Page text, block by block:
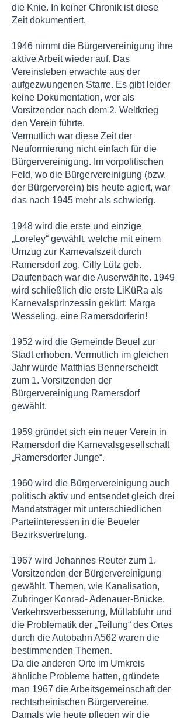
die Knie. In keiner Chronik ist diese
Zeit dokumentiert.
1946 nimmt die Bürgervereinigung ihre
aktive Arbeit wieder auf. Das
Vereinsleben erwachte aus der
aufgezwungenen Starre. Es gibt leider
keine Dokumentation, wer als
Vorsitzender nach dem 2. Weltkrieg
den Verein führte.
Vermutlich war diese Zeit der
Neuformierung nicht einfach für die
Bürgervereinigung. Im vorpolitischen
Feld, wo die Bürgervereinigung (bzw.
der Bürgerverein) bis heute agiert, war
das nach 1945 mehr als schwierig.
1948 wird die erste und einzige
„Loreley“ gewählt, welche mit einem
Umzug zur Karnevalszeit durch
Ramersdorf zog. Cilly Lütz geb.
Daufenbach war die Auserwählte. 1949
wird schließlich die erste LiKüRa als
Karnevalsprinzessin gekürt: Marga
Wesseling, eine Ramersdorferin!
1952 wird die Gemeinde Beuel zur
Stadt erhoben. Vermutlich im gleichen
Jahr wurde Matthias Bennerscheidt
zum 1. Vorsitzenden der
Bürgervereinigung Ramersdorf
gewählt.
1959 gründet sich ein neuer Verein in
Ramersdorf die Karnevalsgesellschaft
„Ramersdorfer Junge“.
1960 wird die Bürgervereinigung auch
politisch aktiv und entsendet gleich drei
Mandatsträger mit unterschiedlichen
Parteiinteressen in die Beueler
Bezirksvertretung.
1967 wird Johannes Reuter zum 1.
Vorsitzenden der Bürgervereinigung
gewählt. Themen, wie Kanalisation,
Zubringer Konrad- Adenauer-Brücke,
Verkehrsverbesserung, Müllabfuhr und
die Problematik der „Teilung“ des Ortes
durch die Autobahn A562 waren die
bestimmenden Themen.
Da die anderen Orte im Umkreis
ähnliche Probleme hatten, gründete
man 1967 die Arbeitsgemeinschaft der
rechtsrheinischen Bürgervereine.
Damals wie heute pflegen wir die